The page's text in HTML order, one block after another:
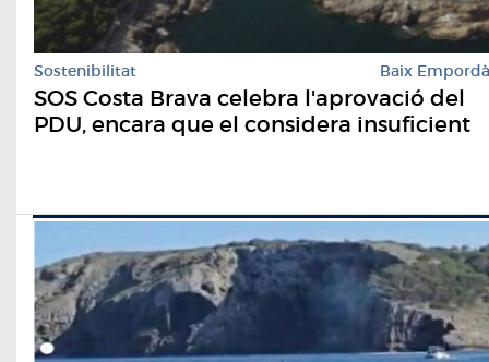
Sostenibilitat Baix Empordà
SOS Costa Brava celebra l'aprovació del
PDU, encara que el considera insuficient